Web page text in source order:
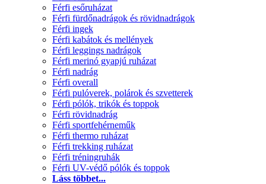
Férfi esőruházat
Férfi fürdőnadrágok és rövidnadrágok
Férfi ingek
Férfi kabátok és mellények
Férfi leggings nadrágok
Férfi merinó gyapjú ruházat
Férfi nadrág
Férfi overall
Férfi pulóverek, polárok és szvetterek
Férfi pólók, trikók és toppok
Férfi rövidnadrág
Férfi sportfehérneműk
Férfi thermo ruházat
Férfi trekking ruházat
Férfi tréningruhák
Férfi UV-védő pólók és toppok
Láss többet...